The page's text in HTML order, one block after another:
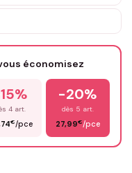
économisez
4 art.
€/pce
-20%
dès 5 art.
27,99€/pce